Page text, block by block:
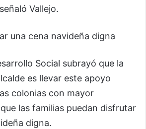
Vallejo.
una cena navideña digna
Social subrayó que la
es llevar este apoyo
colonias con mayor
las familias puedan disfrutar
digna.